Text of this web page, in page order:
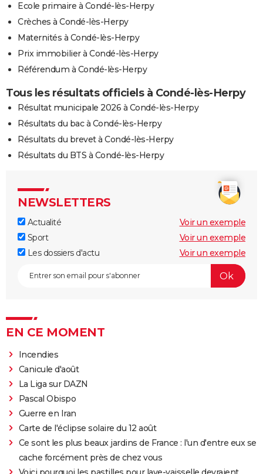
Ecole primaire à Condé-lès-Herpy
Crèches à Condé-lès-Herpy
Maternités à Condé-lès-Herpy
Prix immobilier à Condé-lès-Herpy
Référendum à Condé-lès-Herpy
Tous les résultats officiels à Condé-lès-Herpy
Résultat municipale 2026 à Condé-lès-Herpy
Résultats du bac à Condé-lès-Herpy
Résultats du brevet à Condé-lès-Herpy
Résultats du BTS à Condé-lès-Herpy
NEWSLETTERS
Actualité
Voir un exemple
Sport
Voir un exemple
Les dossiers d'actu
Voir un exemple
EN CE MOMENT
Incendies
Canicule d'août
La Liga sur DAZN
Pascal Obispo
Guerre en Iran
Carte de l'éclipse solaire du 12 août
Ce sont les plus beaux jardins de France : l'un d'entre eux se
cache forcément près de chez vous